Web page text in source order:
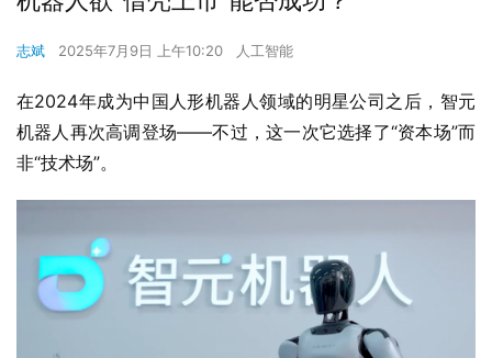
志斌 2025年7月9日 上午10:20 人工智能
在2024年成为中国人形机器人领域的明星公司之后，智元
机器人再次高调登场——不过，这一次它选择了“资本场”而
非“技术场”。